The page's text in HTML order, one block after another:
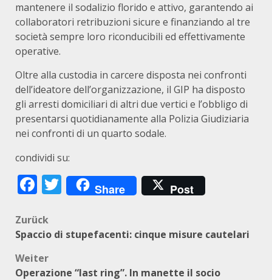
mantenere il sodalizio florido e attivo, garantendo ai
collaboratori retribuzioni sicure e finanziando al tre
società sempre loro riconducibili ed effettivamente
operative.
Oltre alla custodia in carcere disposta nei confronti
dell’ideatore dell’organizzazione, il GIP ha disposto
gli arresti domiciliari di altri due vertici e l’obbligo di
presentarsi quotidianamente alla Polizia Giudiziaria
nei confronti di un quarto sodale.
condividi su:
Facebook
Twitter
Share Post
Beitragsnavigation
Zurück
Spaccio di stupefacenti: cinque misure cautelari
Weiter
Operazione “last ring”. In manette il socio